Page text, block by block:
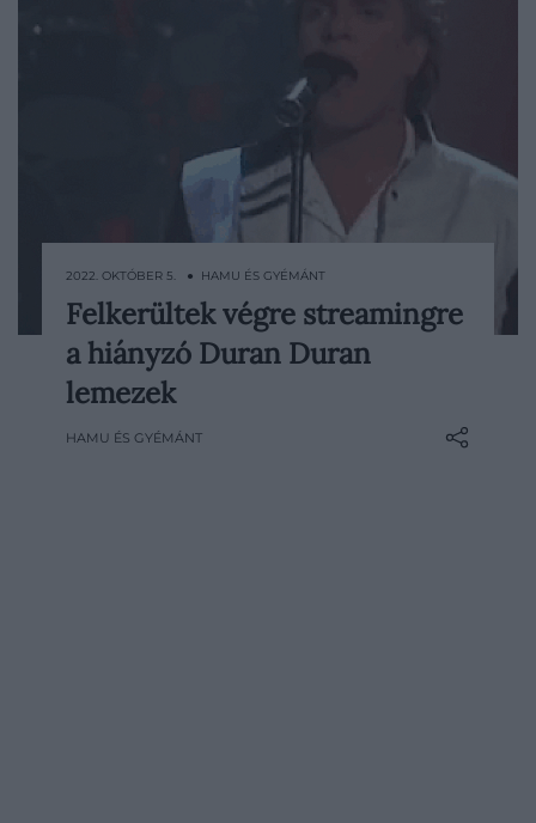
Eddig 5 albumuk elérhetetlen volt a
streamingplatformokon, de már teljes az
életművük a digitális zenetárakban is.
2022. OKTÓBER 5. ● HAMU ÉS GYÉMÁNT
Felkerültek végre streamingre
a hiányzó Duran Duran
lemezek
HAMU ÉS GYÉMÁNT